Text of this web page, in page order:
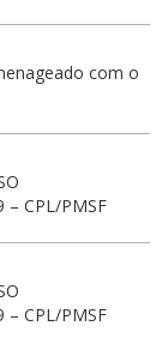
com o
– CPL/PMSF
– CPL/PMSF